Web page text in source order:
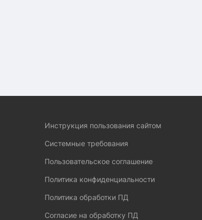
Инструкция пользования сайтом
Системные требования
Пользовательское соглашение
Политика конфиденциальности
Политика обработки ПД
Согласие на обработку ПД